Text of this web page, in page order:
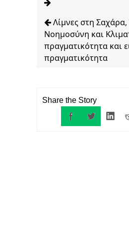
Λίμνες στη Σαχάρα,
Νοημοσύνη και
πραγματικότητα και
πραγματικότητα
Share the Story